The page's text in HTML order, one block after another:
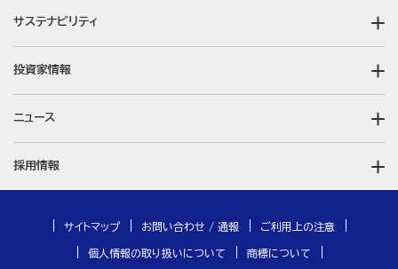
サステナビリティ
投資家情報
ニュース
採用情報
サイトマップ お問い合わせ / 通報 ご利用上の注意
個人情報の取り扱いについて 商標について